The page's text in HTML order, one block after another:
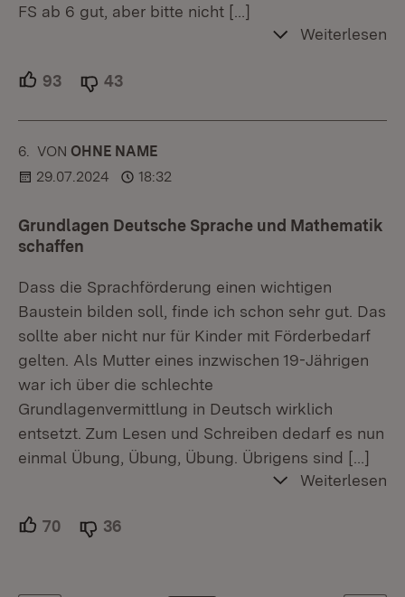
FS ab 6 gut, aber bitte nicht […]
Weiterlesen
93 Unterstützer.
43
6. KOMMENTAR
VON :OHNE NAME
29.07.2024
18:32
Grundlagen Deutsche Sprache und Mathematik
schaffen
Dass die Sprachförderung einen wichtigen
Baustein bilden soll, finde ich schon sehr gut. Das
sollte aber nicht nur für Kinder mit Förderbedarf
gelten. Als Mutter eines inzwischen 19-Jährigen
war ich über die schlechte
Grundlagenvermittlung in Deutsch wirklich
entsetzt. Zum Lesen und Schreiben dedarf es nun
einmal Übung, Übung, Übung. Übrigens sind […]
Weiterlesen
70 Unterstützer.
36